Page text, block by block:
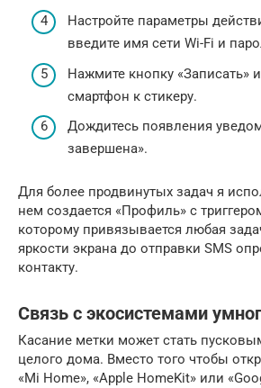
Настройте параметры
введите имя сети Wi-Fi и
Нажмите кнопку «Записать»
смартфон к стикеру.
Дождитесь появления
завершена».
Для более продвинутых задач я
нем создается «Профиль» с
которому привязывается любая
яркости экрана до отправки SMS
контакту.
Связь с экосистемами
Касание метки может стать
целого дома. Вместо того чтобы
«Mi Home», «Apple HomeKit» или